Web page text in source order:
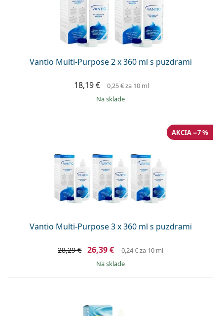
Vantio Multi-Purpose 2 x 360 ml s puzdrami
18,19 € 0,25 €za 10 ml
na sklade
Vantio Multi-Purpose 3 x 360 ml s puzdrami
AKCIA −7 %
28,29 € 26,39 € 0,24 €za 10 ml
na sklade